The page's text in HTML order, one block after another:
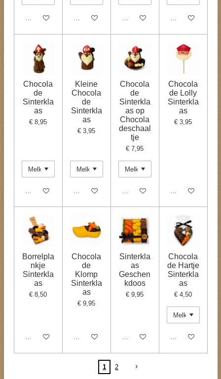
Bekijk details In winkelwagen In winkelwagen In winkelwagen
Chocola
de
Sinterkla
as
€ 8,95
In winkelwagen
Kleine
Chocola
de
Sinterkla
as
€ 3,95
In winkelwagen
Chocola
de
Sinterkla
as op
Chocola
deschaal
tje
€ 7,95
In winkelwagen
Chocola
de Lolly
Sinterkla
as
€ 3,95
In winkelwagen
Borrelpla
nkje
Sinterkla
as
€ 8,50
In winkelwagen
Chocola
de
Klomp
Sinterkla
as
€ 9,95
In winkelwagen
Sinterkla
as
Geschen
kdoos
€ 9,95
In winkelwagen
Chocola
de Hartje
Sinterkla
as
€ 4,50
In winkelwagen
1 2